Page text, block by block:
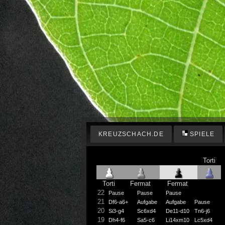
KREUZSCHACH.DE SPIELE
Torti Fermat Fermat
Torti
22 Pause Pause Pause
21 Df6-a6+ Aufgabe Aufgabe Pause
20 Si3-g4 Sc6xd4 De11-d10 Tn6-j6
19 Dh4-f6 Sa5-c6 Li14xm10 Lc5xd4